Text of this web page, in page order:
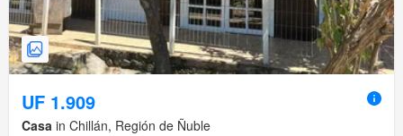
UF 1.909
Casa in Chillán, Región de Ñuble